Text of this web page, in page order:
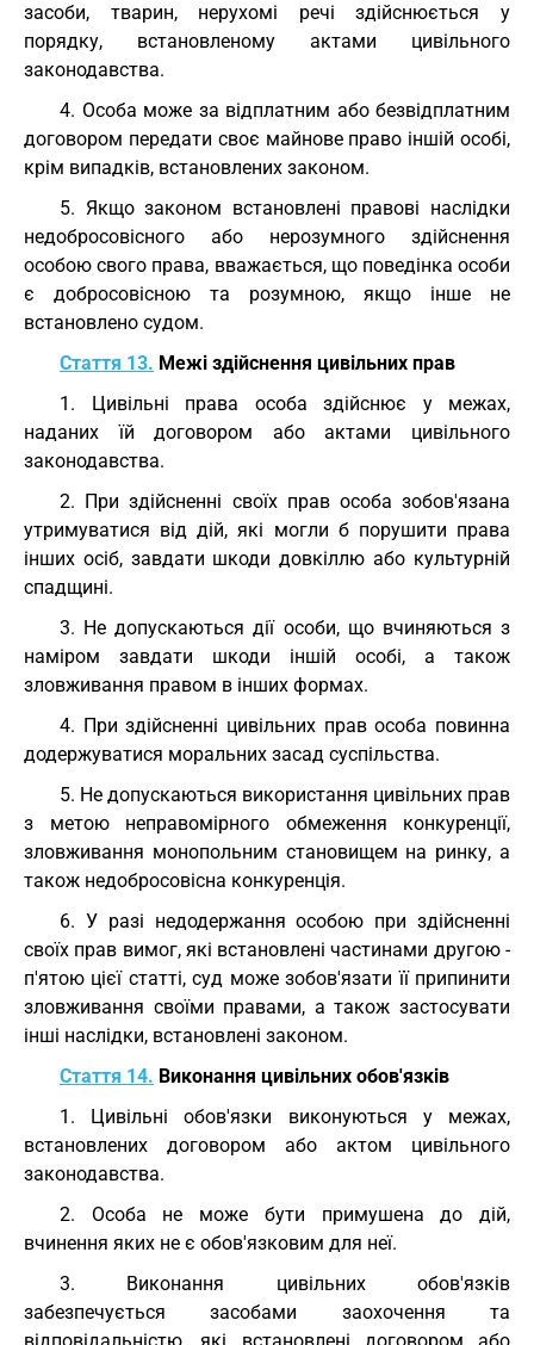
засоби, тварин, нерухомі речі здійснюється у
порядку, встановленому актами цивільного
законодавства.
4. Особа може за відплатним або безвідплатним
договором передати своє майнове право іншій особі,
крім випадків, встановлених законом.
5. Якщо законом встановлені правові наслідки
недобросовісного або нерозумного здійснення
особою свого права, вважається, що поведінка особи
є добросовісною та розумною, якщо інше не
встановлено судом.
Стаття 13. Межі здійснення цивільних прав
1. Цивільні права особа здійснює у межах,
наданих їй договором або актами цивільного
законодавства.
2. При здійсненні своїх прав особа зобов'язана
утримуватися від дій, які могли б порушити права
інших осіб, завдати шкоди довкіллю або культурній
спадщині.
3. Не допускаються дії особи, що вчиняються з
наміром завдати шкоди іншій особі, а також
зловживання правом в інших формах.
4. При здійсненні цивільних прав особа повинна
додержуватися моральних засад суспільства.
5. Не допускаються використання цивільних прав
з метою неправомірного обмеження конкуренції,
зловживання монопольним становищем на ринку, а
також недобросовісна конкуренція.
6. У разі недодержання особою при здійсненні
своїх прав вимог, які встановлені частинами другою -
п'ятою цієї статті, суд може зобов'язати її припинити
зловживання своїми правами, а також застосувати
інші наслідки, встановлені законом.
Стаття 14. Виконання цивільних обов'язків
1. Цивільні обов'язки виконуються у межах,
встановлених договором або актом цивільного
законодавства.
2. Особа не може бути примушена до дій,
вчинення яких не є обов'язковим для неї.
3. Виконання цивільних обов'язків
забезпечується засобами заохочення та